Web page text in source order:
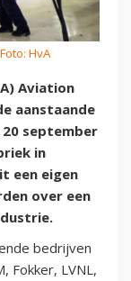
HvA
Aviation
aanstaande
20 september
in
een eigen
over een
bedrijven
Fokker, LVNL,